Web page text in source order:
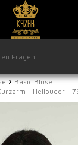
Basic Bluse
- Hellpuder -